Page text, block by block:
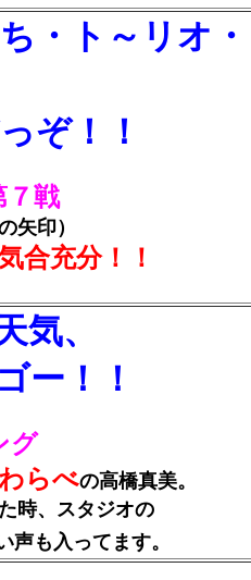
・ト～リオ・
ぞ！！
７戦
印）
合充分！！
、
！！
グ
らべの高橋真美。
、スタジオの
声も入ってます。